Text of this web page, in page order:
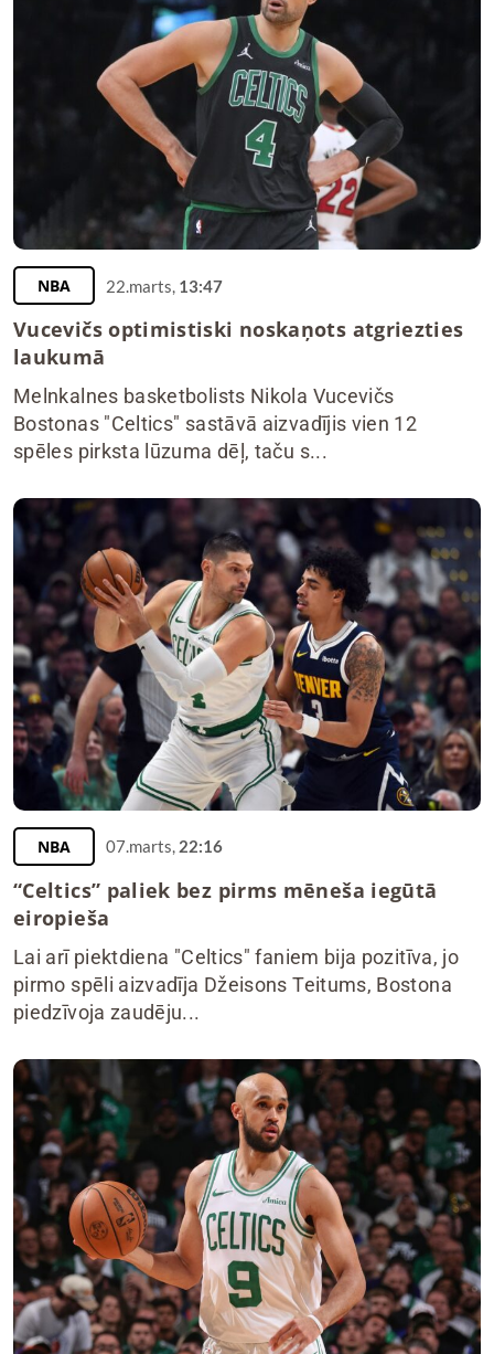
NBA 22.marts, 13:47
Vucevičs optimistiski noskaņots atgriezties
laukumā
Melnkalnes basketbolists Nikola Vucevičs
Bostonas "Celtics" sastāvā aizvadījis vien 12
spēles pirksta lūzuma dēļ, taču s...
NBA 07.marts, 22:16
“Celtics” paliek bez pirms mēneša iegūtā
eiropieša
Lai arī piektdiena "Celtics" faniem bija pozitīva, jo
pirmo spēli aizvadīja Džeisons Teitums, Bostona
piedzīvoja zaudēju...